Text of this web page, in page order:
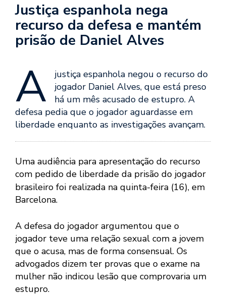
Justiça espanhola nega
recurso da defesa e mantém
prisão de Daniel Alves
A
justiça espanhola negou o recurso do
jogador Daniel Alves, que está preso
há um mês acusado de estupro. A
defesa pedia que o jogador aguardasse em
liberdade enquanto as investigações avançam.
Uma audiência para apresentação do recurso
com pedido de liberdade da prisão do jogador
brasileiro foi realizada na quinta-feira (16), em
Barcelona.
A defesa do jogador argumentou que o
jogador teve uma relação sexual com a jovem
que o acusa, mas de forma consensual. Os
advogados dizem ter provas que o exame na
mulher não indicou lesão que comprovaria um
estupro.